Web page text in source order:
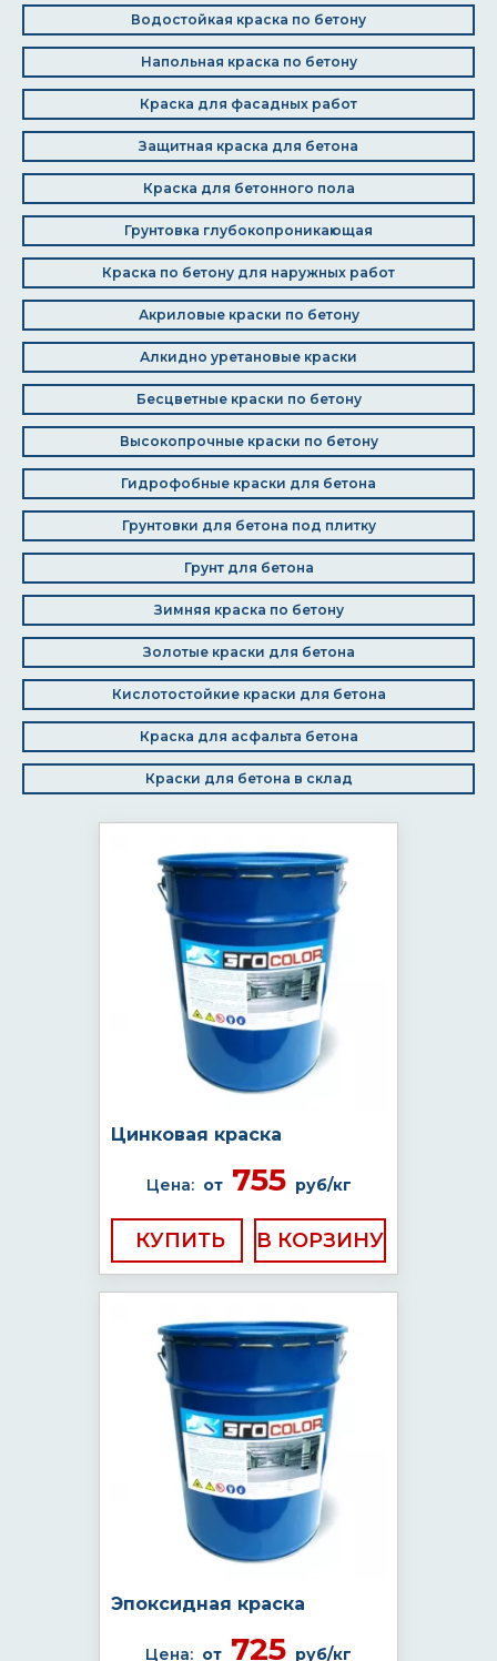
Водостойкая краска по бетону
Напольная краска по бетону
Краска для фасадных работ
Защитная краска для бетона
Краска для бетонного пола
Грунтовка глубокопроникающая
Краска по бетону для наружных работ
Акриловые краски по бетону
Алкидно уретановые краски
Бесцветные краски по бетону
Высокопрочные краски по бетону
Гидрофобные краски для бетона
Грунтовки для бетона под плитку
Грунт для бетона
Зимняя краска по бетону
Золотые краски для бетона
Кислотостойкие краски для бетона
Краска для асфальта бетона
Краски для бетона в склад
Цинковая краска
Цена: от755 руб/кг
КУПИТЬ
Эпоксидная краска
Цена: от 725 руб/кг